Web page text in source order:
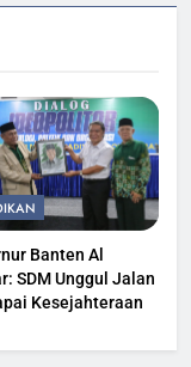
Banten Al
SDM Unggul Jalan
Kesejahteraan